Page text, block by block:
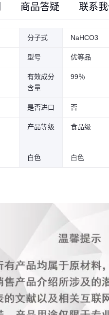
商品答疑 联系我
分子式 NaHCO3
型号 优等品
有效成分
含量
99％
是否进口 否
产品等级 食品级
白色 白色